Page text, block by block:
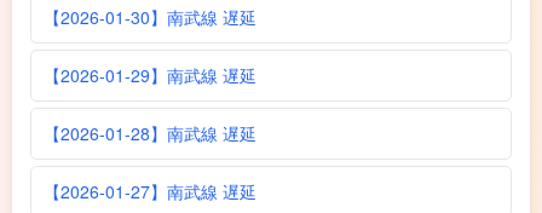
【2026-01-30】南武線 遅延
【2026-01-29】南武線 遅延
【2026-01-28】南武線 遅延
【2026-01-27】南武線 遅延